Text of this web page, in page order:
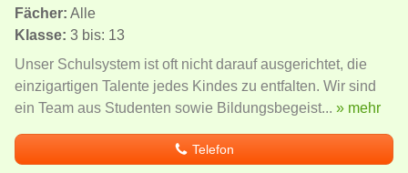
Fächer: Alle
Klasse: 3 bis: 13
Unser Schulsystem ist oft nicht darauf ausgerichtet, die
einzigartigen Talente jedes Kindes zu entfalten. Wir sind
ein Team aus Studenten sowie Bildungsbegeist... » mehr
Telefon